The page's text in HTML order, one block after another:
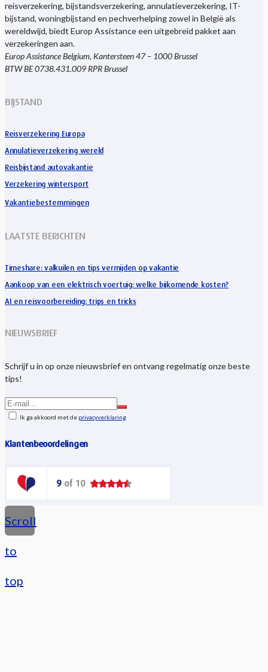
reisverzekering, bijstandsverzekering, annulatieverzekering, IT-
bijstand, woningbijstand en pechverhelping zowel in België als
wereldwijd, biedt Europ Assistance een uitgebreid pakket aan
verzekeringen aan.
Europ Assistance Belgium, Kantersteen 47 – 1000 Brussel
BTW BE 0738.431.009 RPR Brussel
BIJSTAND
Reisverzekering Europa
Annulatieverzekering wereld
Reisbijstand autovakantie
Verzekering wintersport
Vakantiebestemmingen
LAATSTE BERICHTEN
Timeshare: valkuilen en tips vermijden op vakantie
Aankoop van een elektrisch voertuig: welke bijkomende kosten?
AI en reisvoorbereiding: trips en tricks
NIEUWSBRIEF
Schrijf u in op onze nieuwsbrief en ontvang regelmatig onze beste
tips!
Ik ga akkoord met de privacyverklaring
Klantenbeoordelingen
Scroll
to
top